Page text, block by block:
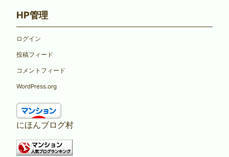
HP管理
ログイン
投稿フィード
コメントフィード
WordPress.org
にほんブログ村